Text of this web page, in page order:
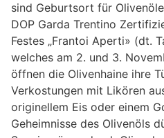
sind Geburtsort für
DOP Garda Trentino
Festes „Frantoi Aperti» (dt.
welches am 2. und 3.
öffnen die Olivenhaine ihre
Verkostungen mit Likören
originellem Eis oder einem
Geheimnisse des Olivenöls